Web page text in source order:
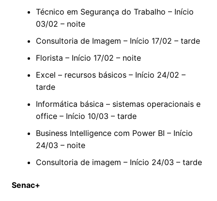
Técnico em Segurança do Trabalho – Início
03/02 – noite
Consultoria de Imagem – Início 17/02 – tarde
Florista – Início 17/02 – noite
Excel – recursos básicos – Início 24/02 –
tarde
Informática básica – sistemas operacionais e
office – Início 10/03 – tarde
Business Intelligence com Power BI – Início
24/03 – noite
Consultoria de imagem – Início 24/03 – tarde
Senac+